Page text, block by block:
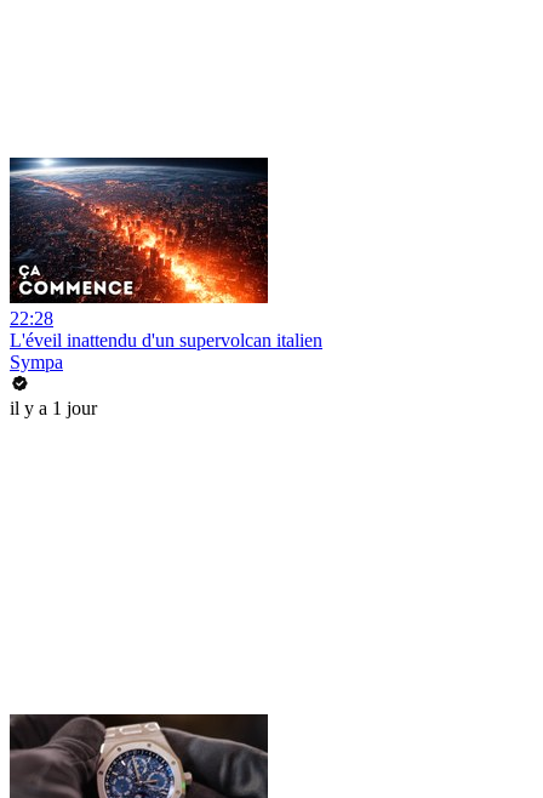
22:28
L'éveil inattendu d'un supervolcan italien
Sympa
il y a 1 jour